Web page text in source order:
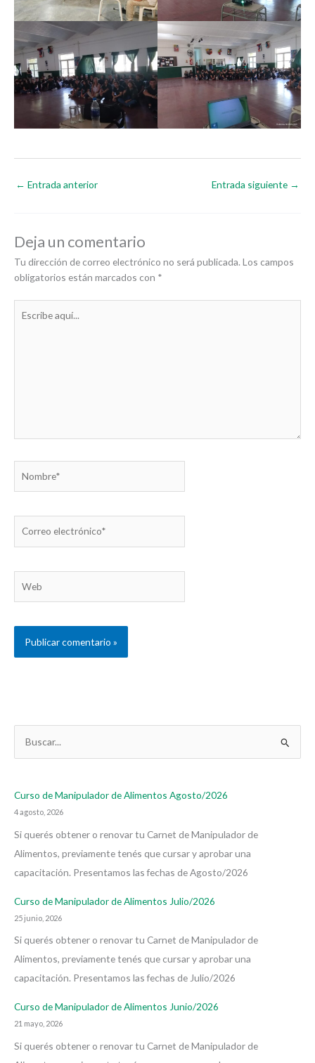
← Entrada anterior Entrada siguiente →
Deja un comentario
Tu dirección de correo electrónico no será publicada. Los campos
obligatorios están marcados con *
aquí...
electrónico*
c
r
p
o
r
:
Curso de Manipulador de Alimentos Agosto/2026
4 agosto, 2026
Si querés obtener o renovar tu Carnet de Manipulador de
Alimentos, previamente tenés que cursar y aprobar una
capacitación. Presentamos las fechas de Agosto/2026
Curso de Manipulador de Alimentos Julio/2026
25 junio, 2026
Si querés obtener o renovar tu Carnet de Manipulador de
Alimentos, previamente tenés que cursar y aprobar una
capacitación. Presentamos las fechas de Julio/2026
Curso de Manipulador de Alimentos Junio/2026
21 mayo, 2026
Si querés obtener o renovar tu Carnet de Manipulador de